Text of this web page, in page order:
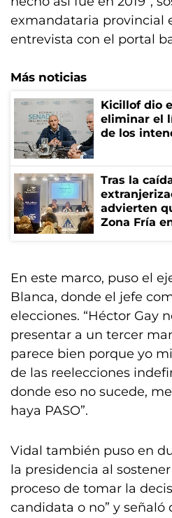
exmandataria provincial
entrevista con el portal
Más noticias
Kicillof dio
eliminar el
de los
Tras la
advierten
Zona Fría
En este marco, puso el
Blanca, donde el jefe
elecciones. “Héctor Gay
presentar a un tercer
parece bien porque yo
de las reelecciones
donde eso no sucede,
haya PASO”.
Vidal también puso en
la presidencia al
proceso de tomar la
candidata o no” y